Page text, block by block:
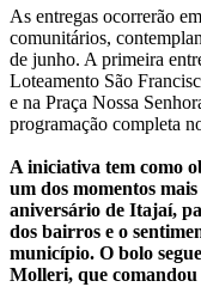
As entregas ocorrerão
comunitários,
de junho. A primeira
Loteamento São
e na Praça Nossa
programação completa
A iniciativa tem como
um dos momentos
aniversário de Itajaí,
dos bairros e o
município. O bolo
Molleri, que comandou